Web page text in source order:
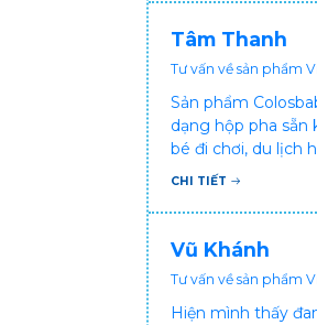
ạ? Thấy cháu vậy
cực vì chăm cháu
Tâm Thanh
Tư vấn về sản phẩm
Sản phẩm
dạng hộp pha sẵn
bé đi chơi, du lịch
khá bất tiện mà
hưởng sức khỏe!
CHI TIẾT
Vũ Khánh
Tư vấn về sản phẩm
Hiện mình thấy